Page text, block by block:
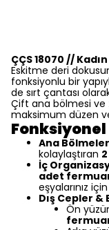
ÇÇS 18070 //
Eskitme deri
fonksiyonlu bir
de sırt çantası
Çift ana bölmesi ve
maksimum düzen
Ana
kolaylaştıran
İç
adet
eşyalarınız
Dış Cepler
Ön